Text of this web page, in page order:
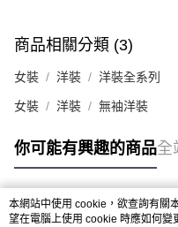
商品相關分類 (3)
女裝 洋裝 洋裝全系列
女裝 洋裝 無袖洋裝
你可能有興趣的商品全
熱門標籤
本網站中使用 cookie，欲查詢有關
望在電腦上使用 cookie 時應如何變